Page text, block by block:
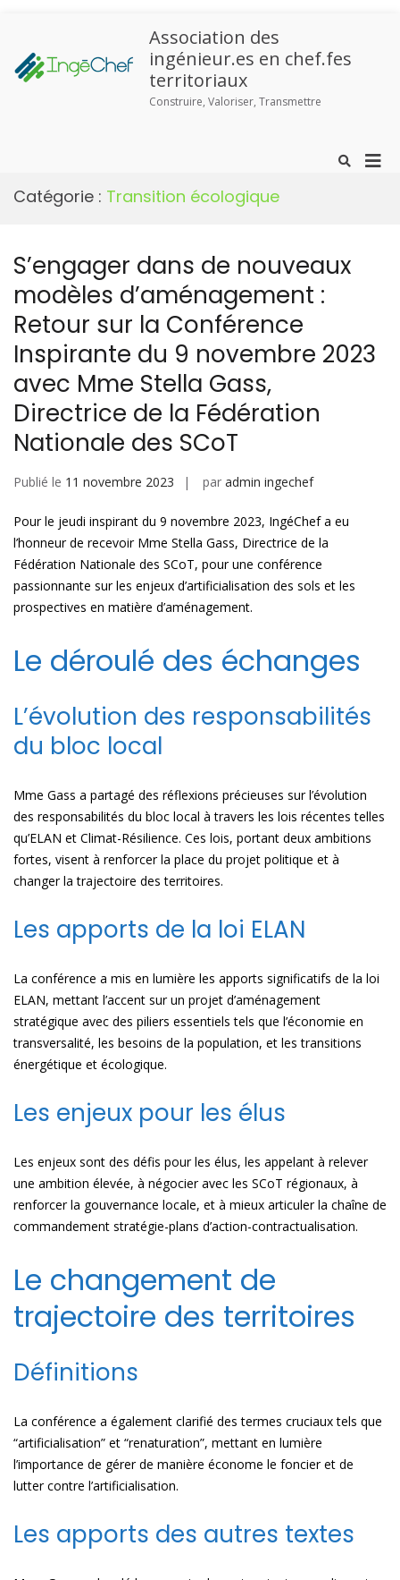
Association des
ingénieur.es en chef.fes
territoriaux
Construire, Valoriser, Transmettre
Catégorie : Transition écologique
S’engager dans de nouveaux
modèles d’aménagement :
Retour sur la Conférence
Inspirante du 9 novembre 2023
avec Mme Stella Gass,
Directrice de la Fédération
Nationale des SCoT
Publié le 11 novembre 2023 par admin ingechef
Pour le jeudi inspirant du 9 novembre 2023, IngéChef a eu
l’honneur de recevoir Mme Stella Gass, Directrice de la
Fédération Nationale des SCoT, pour une conférence
passionnante sur les enjeux d’artificialisation des sols et les
prospectives en matière d’aménagement.
Le déroulé des échanges
L’évolution des responsabilités
du bloc local
Mme Gass a partagé des réflexions précieuses sur l’évolution
des responsabilités du bloc local à travers les lois récentes telles
qu’ELAN et Climat-Résilience. Ces lois, portant deux ambitions
fortes, visent à renforcer la place du projet politique et à
changer la trajectoire des territoires.
Les apports de la loi ELAN
La conférence a mis en lumière les apports significatifs de la loi
ELAN, mettant l’accent sur un projet d’aménagement
stratégique avec des piliers essentiels tels que l’économie en
transversalité, les besoins de la population, et les transitions
énergétique et écologique.
Les enjeux pour les élus
Les enjeux sont des défis pour les élus, les appelant à relever
une ambition élevée, à négocier avec les SCoT régionaux, à
renforcer la gouvernance locale, et à mieux articuler la chaîne de
commandement stratégie-plans d’action-contractualisation.
Le changement de
trajectoire des territoires
Définitions
La conférence a également clarifié des termes cruciaux tels que
“artificialisation” et “renaturation”, mettant en lumière
l’importance de gérer de manière économe le foncier et de
lutter contre l’artificialisation.
Les apports des autres textes